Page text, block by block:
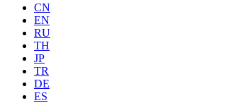
CN
EN
RU
TH
JP
TR
DE
ES